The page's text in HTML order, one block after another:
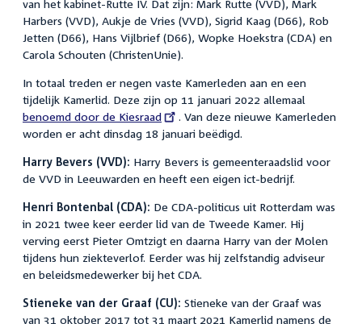
van het kabinet-Rutte IV. Dat zijn: Mark Rutte (VVD), Mark
Harbers (VVD), Aukje de Vries (VVD), Sigrid Kaag (D66), Rob
Jetten (D66), Hans Vijlbrief (D66), Wopke Hoekstra (CDA) en
Carola Schouten (ChristenUnie).
In totaal treden er negen vaste Kamerleden aan en een
tijdelijk Kamerlid. Deze zijn op 11 januari 2022 allemaal
link:
benoemd door de Kiesraad
. Van deze nieuwe Kamerleden
worden er acht dinsdag 18 januari beëdigd.
Harry Bevers (VVD): Harry Bevers is gemeenteraadslid voor
de VVD in Leeuwarden en heeft een eigen ict-bedrijf.
Henri Bontenbal (CDA): De CDA-politicus uit Rotterdam was
in 2021 twee keer eerder lid van de Tweede Kamer. Hij
verving eerst Pieter Omtzigt en daarna Harry van der Molen
tijdens hun ziekteverlof. Eerder was hij zelfstandig adviseur
en beleidsmedewerker bij het CDA.
Stieneke van der Graaf (CU): Stieneke van der Graaf was
van 31 oktober 2017 tot 31 maart 2021 Kamerlid namens de